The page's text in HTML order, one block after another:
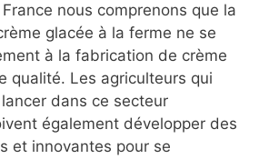
nous comprenons que la
glacée à la ferme ne se
à la fabrication de crème
qualité. Les agriculteurs qui
dans ce secteur
également développer des
et innovantes pour se